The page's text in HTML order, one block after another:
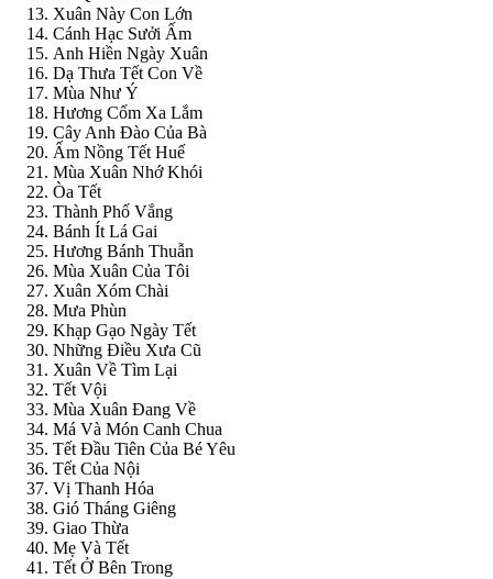
Xuân Này Con Lớn
Cánh Hạc Sưởi Ấm
Anh Hiền Ngày Xuân
Dạ Thưa Tết Con Về
Mùa Như Ý
Hương Cốm Xa Lắm
Cây Anh Đào Của Bà
Ấm Nồng Tết Huế
Mùa Xuân Nhớ Khói
Òa Tết
Thành Phố Vắng
Bánh Ít Lá Gai
Hương Bánh Thuẫn
Mùa Xuân Của Tôi
Xuân Xóm Chài
Mưa Phùn
Khạp Gạo Ngày Tết
Những Điều Xưa Cũ
Xuân Về Tìm Lại
Tết Vội
Mùa Xuân Đang Về
Má Và Món Canh Chua
Tết Đầu Tiên Của Bé Yêu
Tết Của Nội
Vị Thanh Hóa
Gió Tháng Giêng
Giao Thừa
Mẹ Và Tết
Tết Ở Bên Trong